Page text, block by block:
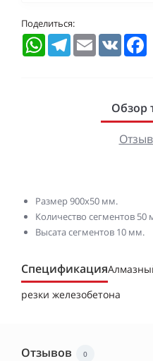
Поделиться:
WhatsAppTelegramEmail VK
Обзор
Размер 900х50 мм.
Количество сегментов 50
Высата сегментов 10 мм.
Спецификация
резки железобетона
Отзывов 0